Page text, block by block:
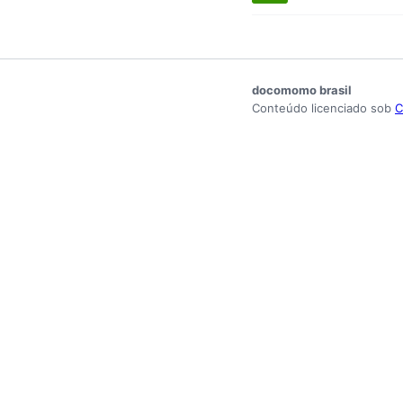
docomomo brasil
Conteúdo licenciado sob